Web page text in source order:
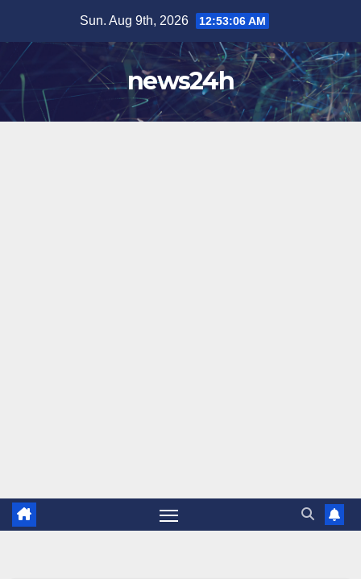
content
Sun. Aug 9th, 2026 12:53:09 AM
news24h